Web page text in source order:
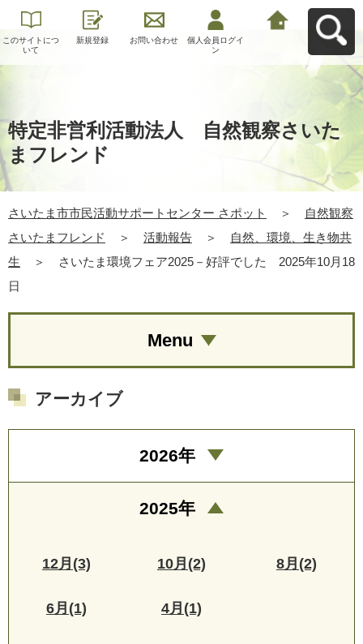
このサイトにつ
いて
新規登録 お問い合わせ
個人会員ログイ
ン
特定非営利活動法人 自然観察さいた
まフレンド
さいたま市市民活動サポートセンター さポット ＞
自然観察
さいたまフレンド
＞ 活動報告 ＞
自然、環境、生き物共
生
＞
さいたま環境フェア2025－好評でした 2025年10月18
日
Menu
アーカイブ
2026年
2025年
12月(3) 10月(2) 8月(2)
6月(1) 4月(1)